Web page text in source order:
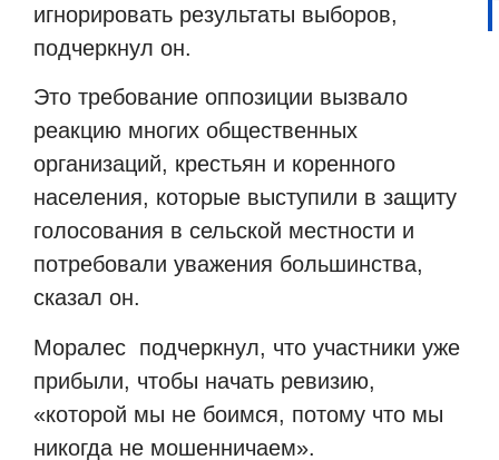
игнорировать результаты выборов,
подчеркнул он.
Это требование оппозиции вызвало
реакцию многих общественных
организаций, крестьян и коренного
населения, которые выступили в защиту
голосования в сельской местности и
потребовали уважения большинства,
сказал он.
Моралес подчеркнул, что участники уже
прибыли, чтобы начать ревизию,
«которой мы не боимся, потому что мы
никогда не мошенничаем».